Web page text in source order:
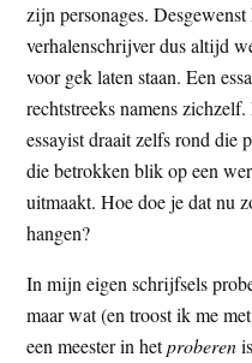
zijn personages.
verhalenschrijver dus altijd
voor gek laten staan. Een
rechtstreeks namens
essayist draait zelfs rond die
die betrokken blik op een
uitmaakt. Hoe doe je dat nu
hangen?
In mijn eigen schrijfsels
maar wat (en troost ik me
een meester in hetproberen